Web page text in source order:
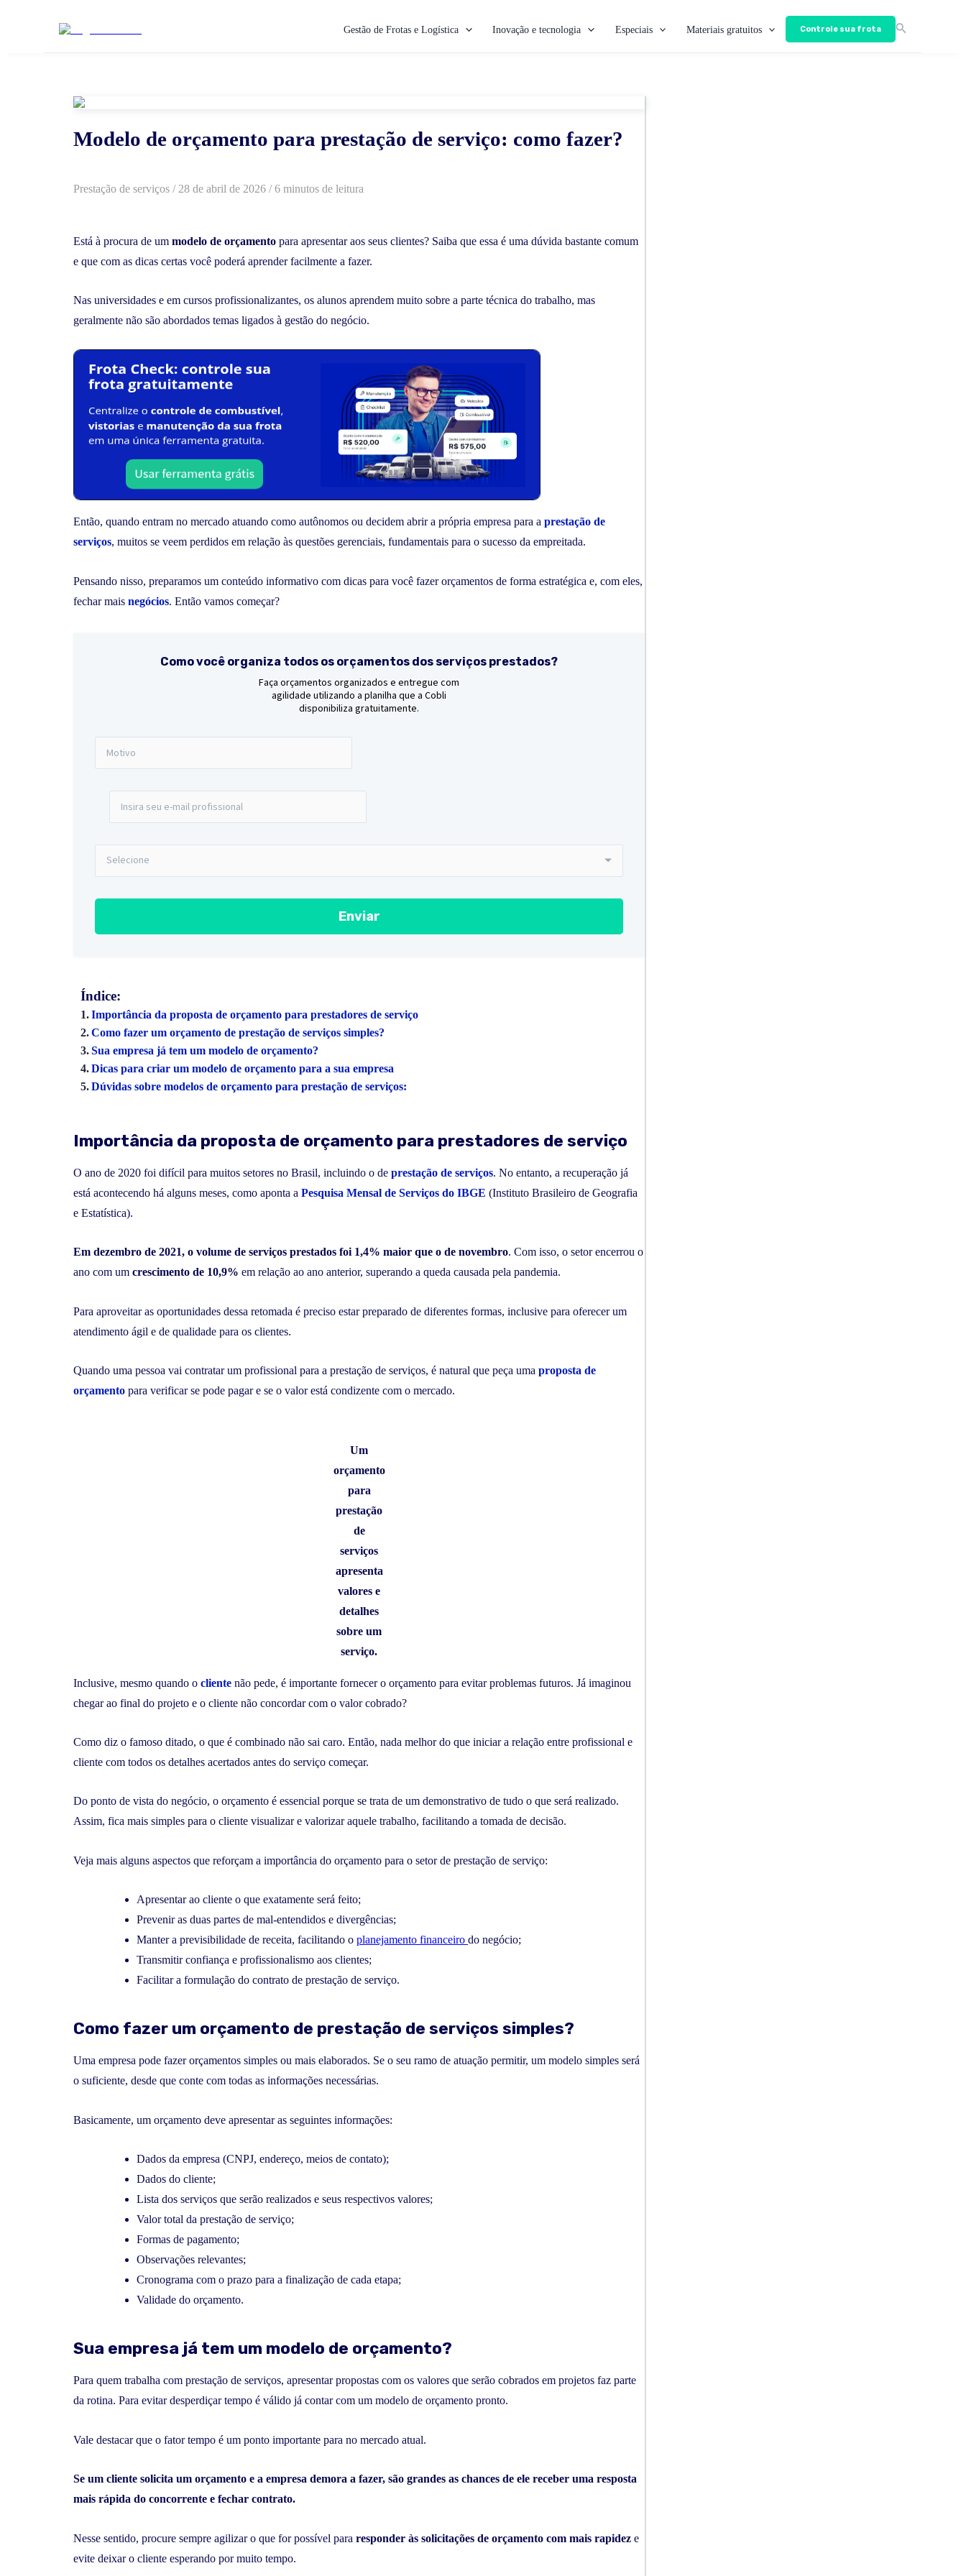
Gestão de Frotas e Logística Inovação e tecnologia Especiais Materiais gratuitos Controle sua frota
Modelo de orçamento para prestação de serviço: como fazer?
Prestação de serviços / 28 de abril de 2026 / 6 minutos de leitura
Está à procura de um modelo de orçamento para apresentar aos seus clientes? Saiba que essa é uma dúvida bastante comum
e que com as dicas certas você poderá aprender facilmente a fazer.
Nas universidades e em cursos profissionalizantes, os alunos aprendem muito sobre a parte técnica do trabalho, mas
geralmente não são abordados temas ligados à gestão do negócio.
Então, quando entram no mercado atuando como autônomos ou decidem abrir a própria empresa para a prestação de
serviços, muitos se veem perdidos em relação às questões gerenciais, fundamentais para o sucesso da empreitada.
Pensando nisso, preparamos um conteúdo informativo com dicas para você fazer orçamentos de forma estratégica e, com eles,
fechar mais negócios. Então vamos começar?
Como você organiza todos os orçamentos dos serviços prestados?
Faça orçamentos organizados e entregue com
agilidade utilizando a planilha que a Cobli
disponibiliza gratuitamente.
Índice:
Importância da proposta de orçamento para prestadores de serviço
Como fazer um orçamento de prestação de serviços simples?
Sua empresa já tem um modelo de orçamento?
Dicas para criar um modelo de orçamento para a sua empresa
Dúvidas sobre modelos de orçamento para prestação de serviços:
Importância da proposta de orçamento para prestadores de serviço
O ano de 2020 foi difícil para muitos setores no Brasil, incluindo o de prestação de serviços. No entanto, a recuperação já
está acontecendo há alguns meses, como aponta a Pesquisa Mensal de Serviços do IBGE (Instituto Brasileiro de Geografia
e Estatística).
Em dezembro de 2021, o volume de serviços prestados foi 1,4% maior que o de novembro. Com isso, o setor encerrou o
ano com um crescimento de 10,9% em relação ao ano anterior, superando a queda causada pela pandemia.
Para aproveitar as oportunidades dessa retomada é preciso estar preparado de diferentes formas, inclusive para oferecer um
atendimento ágil e de qualidade para os clientes.
Quando uma pessoa vai contratar um profissional para a prestação de serviços, é natural que peça uma proposta de
orçamento para verificar se pode pagar e se o valor está condizente com o mercado.
Um
orçamento
para
prestação
de
serviços
apresenta
valores e
detalhes
sobre um
serviço.
Inclusive, mesmo quando o cliente não pede, é importante fornecer o orçamento para evitar problemas futuros. Já imaginou
chegar ao final do projeto e o cliente não concordar com o valor cobrado?
Como diz o famoso ditado, o que é combinado não sai caro. Então, nada melhor do que iniciar a relação entre profissional e
cliente com todos os detalhes acertados antes do serviço começar.
Do ponto de vista do negócio, o orçamento é essencial porque se trata de um demonstrativo de tudo o que será realizado.
Assim, fica mais simples para o cliente visualizar e valorizar aquele trabalho, facilitando a tomada de decisão.
Veja mais alguns aspectos que reforçam a importância do orçamento para o setor de prestação de serviço:
Apresentar ao cliente o que exatamente será feito;
Prevenir as duas partes de mal-entendidos e divergências;
Manter a previsibilidade de receita, facilitando o planejamento financeiro do negócio;
Transmitir confiança e profissionalismo aos clientes;
Facilitar a formulação do contrato de prestação de serviço.
Como fazer um orçamento de prestação de serviços simples?
Uma empresa pode fazer orçamentos simples ou mais elaborados. Se o seu ramo de atuação permitir, um modelo simples será
o suficiente, desde que conte com todas as informações necessárias.
Basicamente, um orçamento deve apresentar as seguintes informações:
Dados da empresa (CNPJ, endereço, meios de contato);
Dados do cliente;
Lista dos serviços que serão realizados e seus respectivos valores;
Valor total da prestação de serviço;
Formas de pagamento;
Observações relevantes;
Cronograma com o prazo para a finalização de cada etapa;
Validade do orçamento.
Sua empresa já tem um modelo de orçamento?
Para quem trabalha com prestação de serviços, apresentar propostas com os valores que serão cobrados em projetos faz parte
da rotina. Para evitar desperdiçar tempo é válido já contar com um modelo de orçamento pronto.
Vale destacar que o fator tempo é um ponto importante para no mercado atual.
Se um cliente solicita um orçamento e a empresa demora a fazer, são grandes as chances de ele receber uma resposta
mais rápida do concorrente e fechar contrato.
Nesse sentido, procure sempre agilizar o que for possível para responder às solicitações de orçamento com mais rapidez e
evite deixar o cliente esperando por muito tempo.